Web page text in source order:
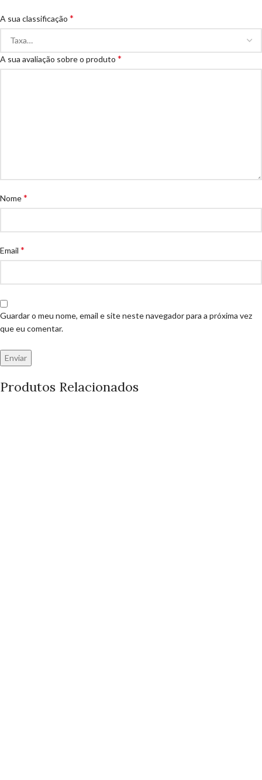
A sua classificação *
A sua avaliação sobre o produto *
Nome*
Email *
Guardar o meu nome, email e site neste navegador para a próxima vez
que eu comentar.
Produtos Relacionados